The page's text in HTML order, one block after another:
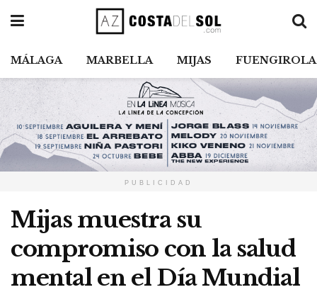
MÁLAGA MARBELLA MIJAS FUENGIROLA
PUBLICIDAD
Mijas muestra su
compromiso con la salud
mental en el Día Mundial